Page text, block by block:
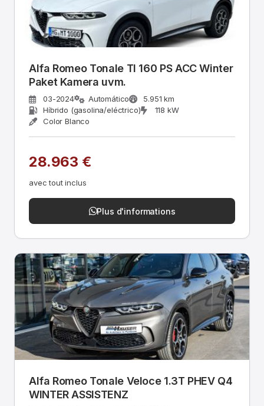
Alfa Romeo Tonale TI 160 PS ACC Winter
Paket Kamera uvm.
03-2024 Automático
5.951 km
Híbrido (gasolina/eléctrico)
118 kW
Color Blanco
28.963 €
avec tout inclus
Plus d'informations
Alfa Romeo Tonale Veloce 1.3T PHEV Q4
WINTER ASSISTENZ